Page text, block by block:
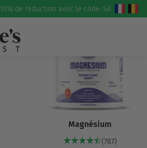
10% de réduction avec le code: SAVE10
Magnésium
(787)